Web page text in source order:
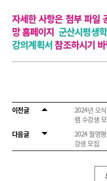
자세한 사항은 첨부 파일
망 홈페이지 군산시평생
강의계획서참조하시기
이전글
2024년 오
램 수강생
다음글
2024 월명
강생 모집